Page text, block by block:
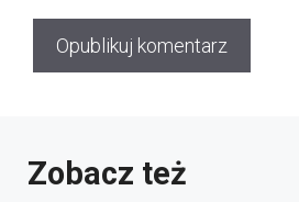
Zobacz też